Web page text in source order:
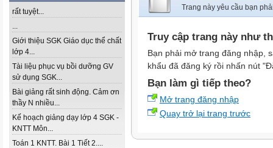
rất tuyệt...
...
Giới thiệu SGK Giáo dục thể chất
lớp 4...
Tài liệu phục vụ bồi dưỡng GV
sử dụng SGK...
Bài giảng rất sinh động. Cảm ơn
thầy N nhiều...
Kế hoạch giảng dạy lớp 4 SGK -
KNTT Môn...
Toán 1 KNTT. Bài 1 Tiết 2....
Trang này yêu cầu bạn
Truy cập trang này như
Bạn phải mở trang đăng nhập,
khẩu đã đăng ký rồi nhấn nút
Bạn làm gì tiếp theo?
Mở trang đăng nhập
Quay trở lại trang trước